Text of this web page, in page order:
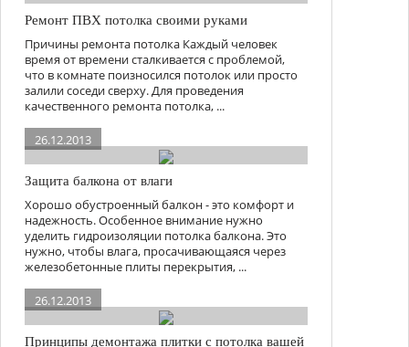
Ремонт ПВХ потолка своими руками
Причины ремонта потолка Каждый человек
время от времени сталкивается с проблемой,
что в комнате поизносился потолок или просто
залили соседи сверху. Для проведения
качественного ремонта потолка, ...
26.12.2013
Защита балкона от влаги
Хорошо обустроенный балкон - это комфорт и
надежность. Особенное внимание нужно
уделить гидроизоляции потолка балкона. Это
нужно, чтобы влага, просачивающаяся через
железобетонные плиты перекрытия, ...
26.12.2013
Принципы демонтажа плитки с потолка вашей